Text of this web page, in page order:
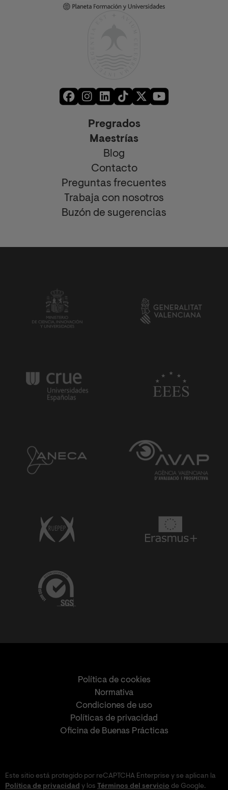
Pregrados
Maestrías
Blog
Contacto
Preguntas frecuentes
Trabaja con nosotros
Buzón de sugerencias
Política de cookies
Normativa
Condiciones de uso
Políticas de privacidad
Oficina de Buenas Prácticas
Este sitio está protegido por reCAPTCHA Enterprise y se aplican la
Política de privacidad y los Términos del servicio de Google.